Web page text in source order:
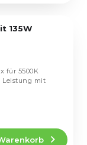
135W
für 5500K
Leistung mit